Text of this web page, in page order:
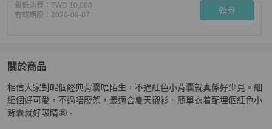
最低消費： TWD 10,000
有效期限： 2026-09-07 領券
關於商品
關於Gucci 紅色竹節小背囊/小背包商品詳情與購買須知
相信大家對呢個經典背囊唔陌生，不過紅色小背囊就真係好少見。細
細個好可愛，不過唔廢架，最適合夏天襯衫。簡單衣着配埋個紅色小
背囊就好吸睛🤩。